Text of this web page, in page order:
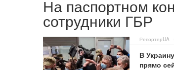
На паспортном
сотрудники ГБР
РепортерUA
В
прямо